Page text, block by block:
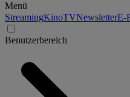
Menü
StreamingKinoTVNewsletterE-
Benutzerbereich